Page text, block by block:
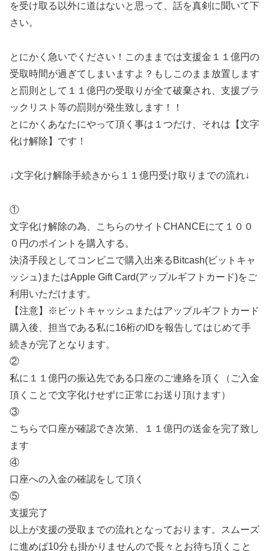
を受け取る以外に道はないと思って、話を真剣に聞いて下
さい。
とにかく急いでください！このままでは支援金１１億円の
受取時間が過ぎてしまいますよ？もしこのまま放置します
と罰則として１１億円の受取りが全て破棄され、支援ブラ
ックリスト等の罰則が発生致します！！
とにかくあなたにやって頂く事は１つだけ、それは【文字
化け解除】です！
↓文字化け解除手続きから１１億円受け取りまでの流れ↓
①
文字化け解除の為、こちらのサイトCHANCEにて１００
０円のポイントを購入する。
決済手段としてコンビニで購入出来るBitcash(ビットキャ
ッシュ)またはApple Gift Card(アップルギフトカード)をご
利用いただけます。
【注意】※ビットキャッシュまたはアップルギフトカード
購入後、担当である私に16桁のIDを報告してはじめて手
続きが完了となります。
②
私に１１億円の振込先である口座のご連絡を頂く（ご入金
頂くことで文字化けせずに正常にお送り頂けます）
③
こちらで口座が確認でき次第、１１億円の送金を完了致し
ます
④
口座への入金の確認をして頂く
⑤
支援完了
以上が支援の受取までの流れとなっております。スムーズ
に進めば10分も掛かりませんので長々とお待ち頂くこと